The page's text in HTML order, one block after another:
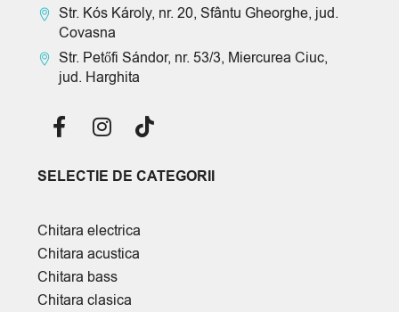
Str. Kós Károly, nr. 20, Sfântu Gheorghe, jud.
Covasna
Str. Petőfi Sándor, nr. 53/3, Miercurea Ciuc,
jud. Harghita
SELECTIE DE CATEGORII
Chitara electrica
Chitara acustica
Chitara bass
Chitara clasica